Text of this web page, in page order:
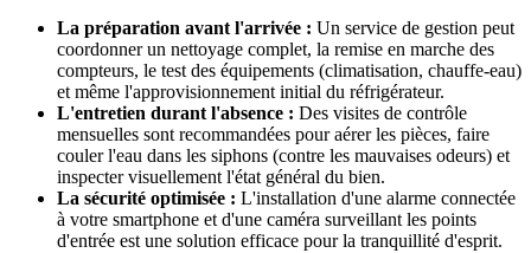
La préparation avant l'arrivée : Un service de gestion peut
coordonner un nettoyage complet, la remise en marche des
compteurs, le test des équipements (climatisation, chauffe-eau)
et même l'approvisionnement initial du réfrigérateur.
L'entretien durant l'absence : Des visites de contrôle
mensuelles sont recommandées pour aérer les pièces, faire
couler l'eau dans les siphons (contre les mauvaises odeurs) et
inspecter visuellement l'état général du bien.
La sécurité optimisée : L'installation d'une alarme connectée
à votre smartphone et d'une caméra surveillant les points
d'entrée est une solution efficace pour la tranquillité d'esprit.